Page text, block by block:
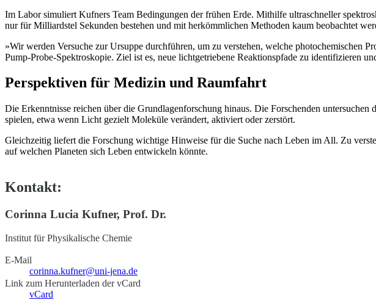
Im Labor simuliert Kufners Team Bedingungen der frühen Erde. Mithilfe ultraschneller
nur für Milliardstel Sekunden bestehen und mit herkömmlichen Methoden kaum beobachtet
»Wir werden Versuche zur Ursuppe durchführen, um zu verstehen, welche photochemischen
Pump-Probe-Spektroskopie. Ziel ist es, neue lichtgetriebene Reaktionspfade zu identifizieren
Perspektiven für Medizin und Raumfahrt
Die Erkenntnisse reichen über die Grundlagenforschung hinaus. Die Forschenden
spielen, etwa wenn Licht gezielt Moleküle verändert, aktiviert oder zerstört.
Gleichzeitig liefert die Forschung wichtige Hinweise für die Suche nach Leben im All. Zu
auf welchen Planeten sich Leben entwickeln könnte.
Kontakt:
Corinna Lucia Kufner, Prof. Dr.
Institut für Physikalische Chemie
E-Mail
corinna.kufner@uni-jena.de
Link zum Herunterladen der vCard
vCard